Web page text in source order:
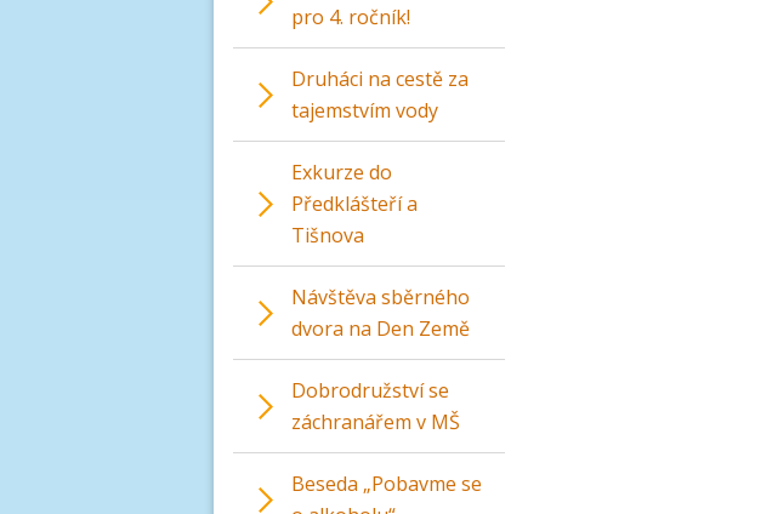
pro 4. ročník!
Druháci na cestě za
tajemstvím vody
Exkurze do
Předklášteří a
Tišnova
Návštěva sběrného
dvora na Den Země
Dobrodružství se
záchranářem v MŠ
Beseda „Pobavme se